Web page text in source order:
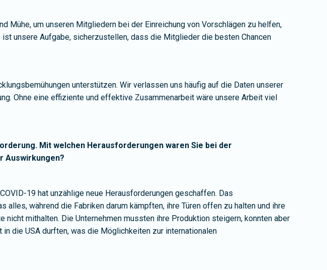
Mühe, um unseren Mitgliedern bei der Einreichung von Vorschlägen zu helfen,
unsere Aufgabe, sicherzustellen, dass die Mitglieder die besten Chancen
unterstützen. Wir verlassen uns häufig auf die Daten unserer
Ohne eine effiziente und effektive Zusammenarbeit wäre unsere Arbeit viel
Mit welchen Herausforderungen waren Sie bei der
Auswirkungen?
19 hat unzählige neue Herausforderungen geschaffen. Das
alles, während die Fabriken darum kämpften, ihre Türen offen zu halten und ihre
mithalten. Die Unternehmen mussten ihre Produktion steigern, konnten aber
die USA durften, was die Möglichkeiten zur internationalen